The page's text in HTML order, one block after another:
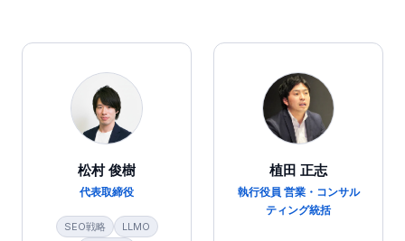
松村 俊樹
代表取締役
SEO戦略
LLMO
植田 正志
執行役員 営業・コンサル
ティング統括